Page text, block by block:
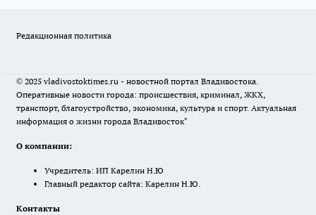
Редакционная политика
© 2025 vladivostoktimes.ru - новостной портал Владивостока.
Оперативные новости города: происшествия, криминал, ЖКХ,
транспорт, благоустройство, экономика, культура и спорт. Актуальная
информация о жизни города Владивосток"
О компании:
Учредитель: ИП Карелин Н.Ю
Главный редактор сайта: Карелин Н.Ю.
Контакты